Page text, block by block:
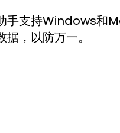
手支持Windows和
，以防万一。